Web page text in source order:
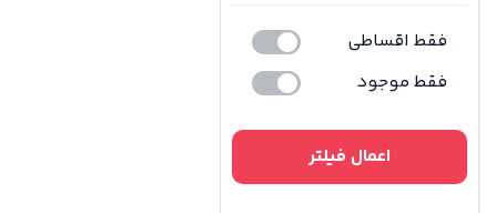
فقط اقساطی
فقط موجود
اعمال فیلتر